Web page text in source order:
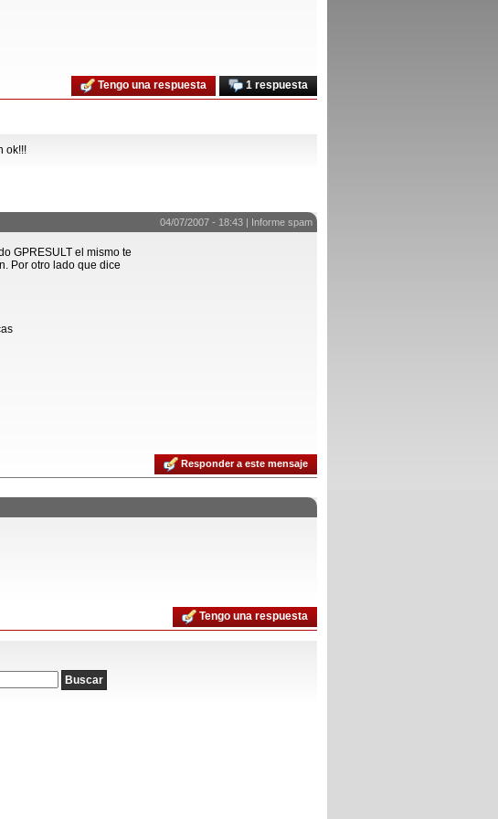
1 respuesta
Tengo una respuesta
ok!!!
04/07/2007 - 18:43 | Informe spam
GPRESULT el mismo te
Por otro lado que dice
Responder a este mensaje
Tengo una respuesta